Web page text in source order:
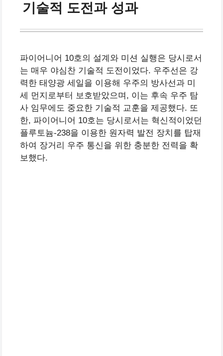
기술적 도전과 성과
파이어니어 10호의 설계와 미션 실행은 당시로서
는 매우 야심찬 기술적 도전이었다. 우주선은 강
력한 태양광 세일을 이용해 우주의 방사선과 미
세 먼지로부터 보호받았으며, 이는 후속 우주 탐
사 임무에도 중요한 기술적 교훈을 제공했다. 또
한, 파이어니어 10호는 당시로서는 혁신적이었던
플루토늄-238을 이용한 원자력 발전 장치를 탑재
하여 장거리 우주 통신을 위한 충분한 전력을 확
보했다.